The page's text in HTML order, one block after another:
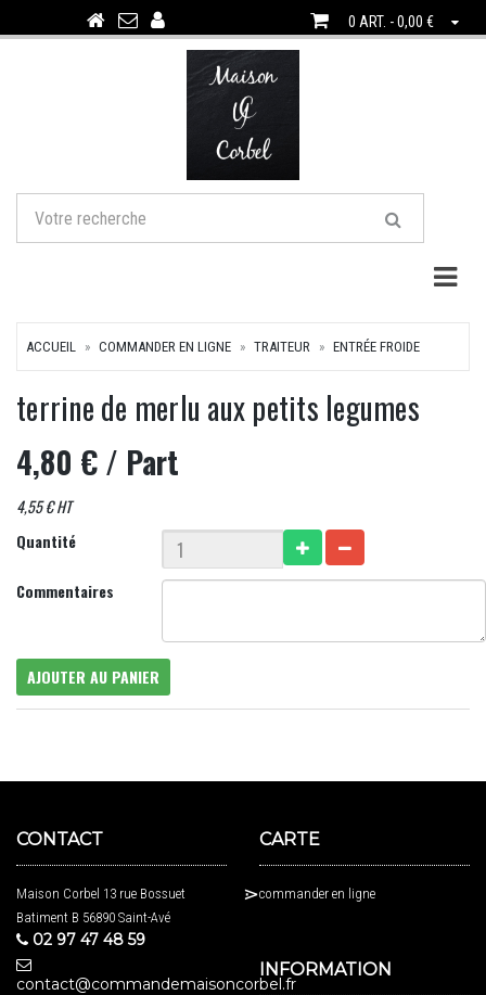
0 ART. - 0,00 €
ACCUEIL COMMANDER EN LIGNE TRAITEUR ENTRÉE FROIDE
terrine de merlu aux petits legumes
4,80 €/ Part
4,55 € HT
Quantité
Commentaires
AJOUTER AU PANIER
CONTACT
Maison Corbel 13 rue Bossuet
Batiment B 56890 Saint-Avé
02 97 47 48 59
contact@commandemaisoncorbel.fr
CARTE
commander en ligne
INFORMATION